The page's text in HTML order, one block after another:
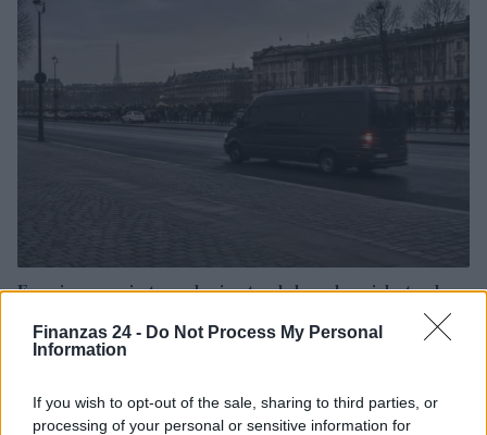
Finanzas 24 - Do Not Process My Personal
Information
If you wish to opt-out of the sale, sharing to third parties, or
processing of your personal or sensitive information for
Francia se convierte en el epicentro de los robos violentos de
Diego Martín · 9 Ago 2026